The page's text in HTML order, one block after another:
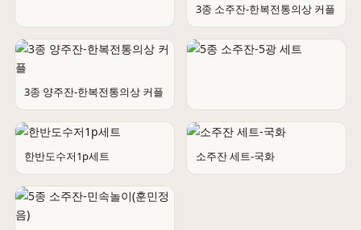
전통컵받침-한복캐릭터
3종 소주잔-한복전통의상 커플
3종 양주잔-한복전통의상 커플
5종 소주잔-5광 세트
한반도수저1p세트 소주잔 세트-국화